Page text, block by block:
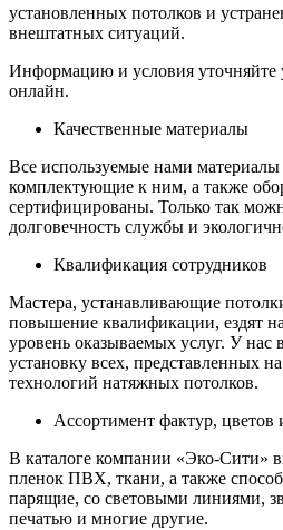
установленных потолков и
внештатных ситуаций.
Информацию и условия уточняйте
онлайн.
Качественные материалы
Все используемые нами
комплектующие к ним, а также
сертифицированы. Только так
долговечность службы и
Квалификация сотрудников
Мастера, устанавливающие
повышение квалификации, ездят
уровень оказываемых услуг. У нас
установку всех, представленных
технологий натяжных потолков.
Ассортимент фактур, цветов
В каталоге компании «Эко-Сити»
пленок ПВХ, ткани, а также
парящие, со световыми линиями,
печатью и многие другие.